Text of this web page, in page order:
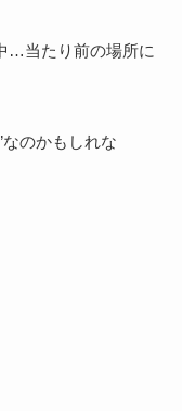
…当たり前の場所に
なのかもしれな